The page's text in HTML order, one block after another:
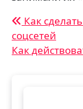
по
записям
Как
соцсетей
Как